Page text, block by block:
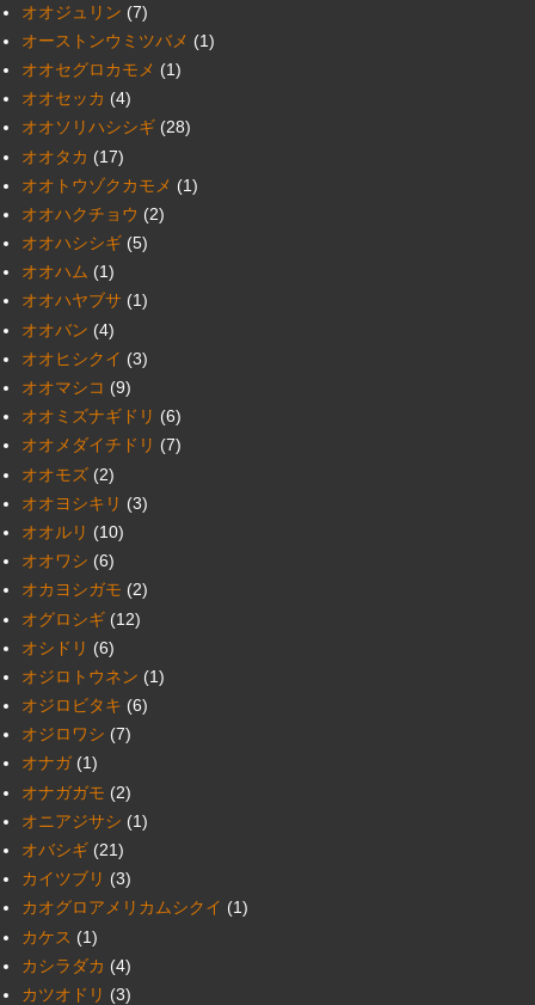
オオジュリン (7)
オーストンウミツバメ (1)
オオセグロカモメ (1)
オオセッカ (4)
オオソリハシシギ (28)
オオタカ (17)
オオトウゾクカモメ (1)
オオハクチョウ (2)
オオハシシギ (5)
オオハム (1)
オオハヤブサ (1)
オオバン (4)
オオヒシクイ (3)
オオマシコ (9)
オオミズナギドリ (6)
オオメダイチドリ (7)
オオモズ (2)
オオヨシキリ (3)
オオルリ (10)
オオワシ (6)
オカヨシガモ (2)
オグロシギ (12)
オシドリ (6)
オジロトウネン (1)
オジロビタキ (6)
オジロワシ (7)
オナガ (1)
オナガガモ (2)
オニアジサシ (1)
オバシギ (21)
カイツブリ (3)
カオグロアメリカムシクイ (1)
カケス (1)
カシラダカ (4)
カツオドリ (3)